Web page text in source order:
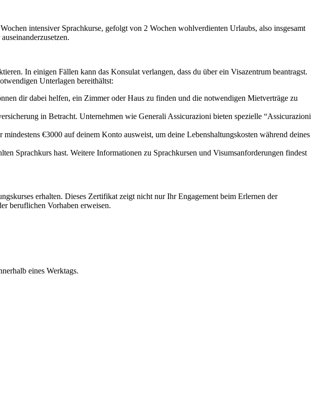
intensiver Sprachkurse, gefolgt von 2 Wochen wohlverdienten Urlaubs, also insgesamt
In einigen Fällen kann das Konsulat verlangen, dass du über ein Visazentrum beantragst.
Unterlagen bereithältst:
dir dabei helfen, ein Zimmer oder Haus zu finden und die notwendigen Mietverträge zu
in Betracht. Unternehmen wie Generali Assicurazioni bieten spezielle “Assicurazioni
€3000 auf deinem Konto ausweist, um deine Lebenshaltungskosten während deines
Sprachkurs hast. Weitere Informationen zu Sprachkursen und Visumsanforderungen findest
erhalten. Dieses Zertifikat zeigt nicht nur Ihr Engagement beim Erlernen der
beruflichen Vorhaben erweisen.
eines Werktags.